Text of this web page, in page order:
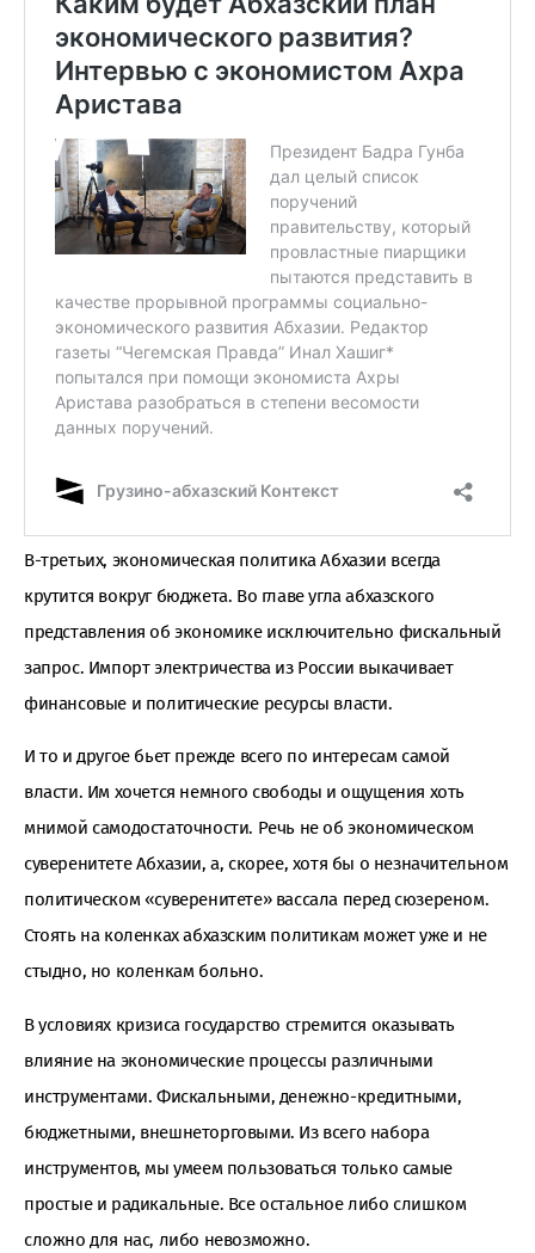
В-третьих, экономическая политика Абхазии всегда
крутится вокруг бюджета. Во главе угла абхазского
представления об экономике исключительно фискальный
запрос. Импорт электричества из России выкачивает
финансовые и политические ресурсы власти.
И то и другое бьет прежде всего по интересам самой
власти. Им хочется немного свободы и ощущения хоть
мнимой самодостаточности. Речь не об экономическом
суверенитете Абхазии, а, скорее, хотя бы о незначительном
политическом «суверенитете» вассала перед сюзереном.
Стоять на коленках абхазским политикам может уже и не
стыдно, но коленкам больно.
В условиях кризиса государство стремится оказывать
влияние на экономические процессы различными
инструментами. Фискальными, денежно-кредитными,
бюджетными, внешнеторговыми. Из всего набора
инструментов, мы умеем пользоваться только самые
простые и радикальные. Все остальное либо слишком
сложно для нас, либо невозможно.